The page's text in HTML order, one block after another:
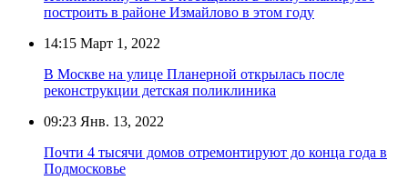
построить в районе Измайлово в этом году
14:15 Март 1, 2022
В Москве на улице Планерной открылась после
реконструкции детская поликлиника
09:23 Янв. 13, 2022
Почти 4 тысячи домов отремонтируют до конца года в
Подмосковье